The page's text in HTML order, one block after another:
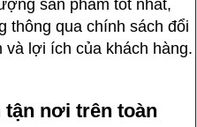
sản phẩm tốt nhất,
thông qua chính sách đổi
và lợi ích của khách hàng.
tận nơi trên toàn